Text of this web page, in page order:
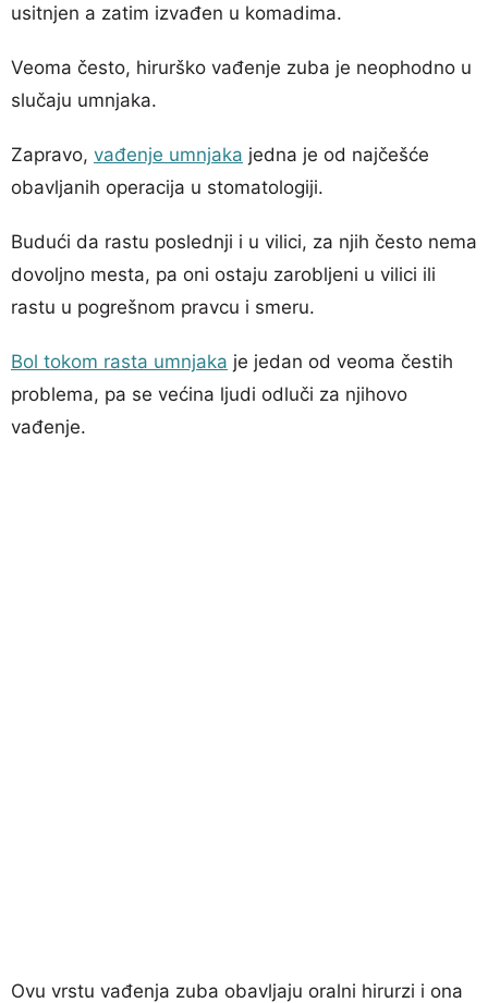
usitnjen a zatim izvađen u komadima.
Veoma često, hirurško vađenje zuba je neophodno u
slučaju umnjaka.
Zapravo, vađenje umnjaka jedna je od najčešće
obavljanih operacija u stomatologiji.
Budući da rastu poslednji i u vilici, za njih često nema
dovoljno mesta, pa oni ostaju zarobljeni u vilici ili
rastu u pogrešnom pravcu i smeru.
Bol tokom rasta umnjaka je jedan od veoma čestih
problema, pa se većina ljudi odluči za njihovo
vađenje.
Ovu vrstu vađenja zuba obavljaju oralni hirurzi i ona